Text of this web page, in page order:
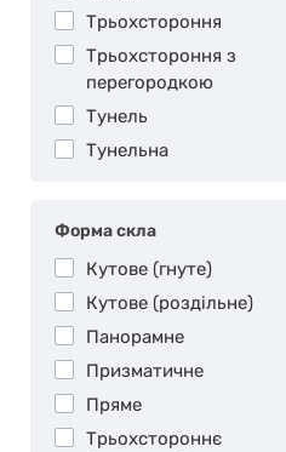
Трьохстороння
Трьохстороння з
перегородкою
Тунель
Тунельна
Форма скла
Кутове (гнуте)
Кутове (роздільне)
Панорамне
Призматичне
Пряме
Трьохстороннє